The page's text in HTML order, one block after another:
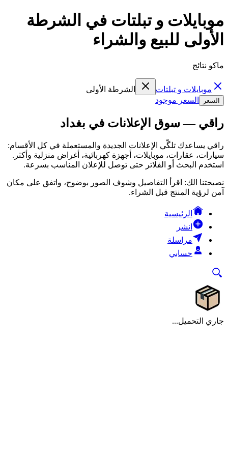
موبايلات و تبلتات في الشرطة
الأولى للبيع والشراء
ماكو نتائج
موبايلات و تبلتات الشرطة الأولى
السعر السعر موجود
راقي — سوق الإعلانات في بغداد
راقي يساعدك تلگّي الإعلانات الجديدة والمستعملة في كل الأقسام:
سيارات، عقارات، موبايلات، أجهزة كهربائية، أغراض منزلية وأكثر.
استخدم البحث أو الفلاتر حتى توصل للإعلان المناسب بسرعة.
نصيحتنا الك: اقرأ التفاصيل وشوف الصور بوضوح، واتفق على مكان
آمن لرؤية المنتج قبل الشراء.
الرئيسية
انشر
مراسلة
حسابي
جاري التحميل...